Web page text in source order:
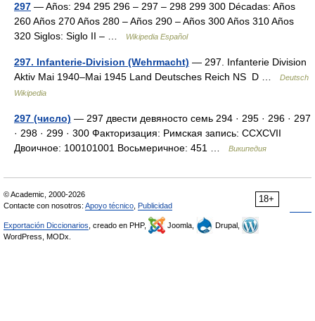
297 — Años: 294 295 296 – 297 – 298 299 300 Décadas: Años
260 Años 270 Años 280 – Años 290 – Años 300 Años 310 Años
320 Siglos: Siglo II – …
Wikipedia Español
297. Infanterie-Division (Wehrmacht) — 297. Infanterie Division
Aktiv Mai 1940–Mai 1945 Land Deutsches Reich NS D …
Deutsch
Wikipedia
297 (число) — 297 двести девяносто семь 294 · 295 · 296 · 297
· 298 · 299 · 300 Факторизация: Римская запись: CCXCVII
Двоичное: 100101001 Восьмеричное: 451 …
Википедия
18+
© Academic, 2000-2026
Contacte con nosotros: Apoyo técnico Publicidad
Exportación Diccionarios , creado en PHP, Joomla,
Drupal,
WordPress, MODx.